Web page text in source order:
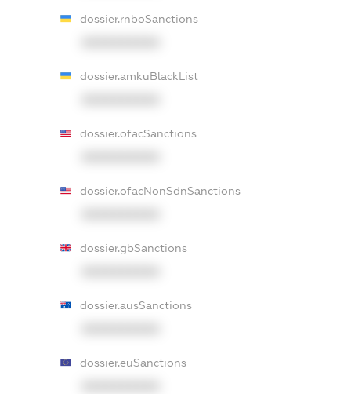
dossier.rnboSanctions
dossier.amkuBlackList
dossier.ofacSanctions
dossier.ofacNonSdnSanctions
dossier.gbSanctions
dossier.ausSanctions
dossier.euSanctions